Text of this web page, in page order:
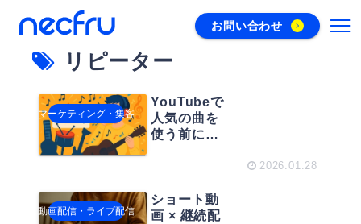
お問い合わせ
リピーター
マーケティング・集客
YouTubeで
人気の曲を
使う前に知
礎知識
2026.01.28
動画配信・ライブ配信
ショート動
画 × 継続配